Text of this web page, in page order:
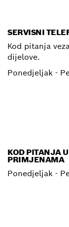
SERVISNI
Kod pitanja
dijelove.
Ponedjeljak -
KOD PITANJA
PRIMJENAMA
Ponedjeljak -